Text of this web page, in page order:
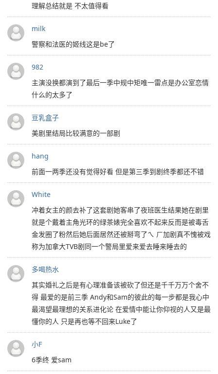
理解总结就是 不太值得看
milk
警察和法医的姬线这是be了
982
主演没换都演到了最后一季中规中矩唯一雷点是办公室恋情
什么的太多了
豆乳盒子
美剧里结局比较满意的一部剧
hang
前面一两季还没有觉得好看 但是第三季到剧终季都还不错
White
冲着女主的颜去补了这套剧她客串了夜班医生结果她在剧里
就是个戴着主角光环的绿茶婊完全喜欢不起来反而是被毒舌
金发圈了粉然后她后面居然还被掰弯了ㄟ ㄏ加剧真不愧被戏
称为加拿大TVB剧同一个警局里爱来爱去睡来睡去的
多喝热水
其实婚礼之后是有心理准备该被砍了但还是千千万万个舍不
得 最爱的是前三季 Andy和Sam的彼此的每一步都是我心中
最渴望最理想的关系进化论 在爱情中能让你仰视的人又是最
懂你的人 只是再也等不回来Luke了
小F
6季终 爱sam